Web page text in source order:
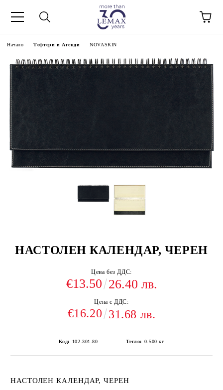
Начало Тефтери и Агенди NOVASKIN
НАСТОЛЕН КАЛЕНДАР, ЧЕРЕН
Цена без ДДС:
€13.50 26.40 лв.
Цена с ДДС:
€16.20 31.68 лв.
Код: 102.301.80 Тегло: 0.500 кг
НАСТОЛЕН КАЛЕНДАР, ЧЕРЕН